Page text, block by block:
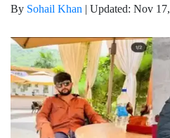
By Sohail Khan | Updated: Nov